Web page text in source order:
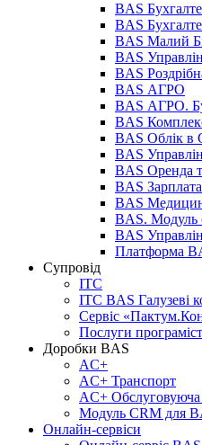
BAS
BAS
BAS Малий
BAS
BAS
BAS АГРО
BAS АГРО.
BAS
BAS Облік в
BAS
BAS Оренда
BAS
BAS
BAS. Модуль
BAS
Платформа
Супровід
ІТС
ІТС BAS Галузеві
Сервіс
Послуги
Доробки BAS
AC+
AC+ Транспорт
AC+ Обслуговуюча
Модуль CRM для
Онлайн-сервіси